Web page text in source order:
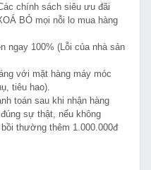
chính sách siêu ưu đãi
BỎ mọi nỗi lo mua hàng
ngay 100% (Lỗi của nhà sản
với mặt hàng máy móc
tiêu hao).
toán sau khi nhận hàng
sự thật, nếu không
thường thêm 1.000.000đ